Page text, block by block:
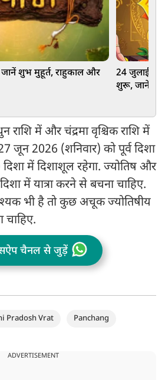
शुभ मुहूर्त, राहुकाल और
24 जुलाई
शुरू, जानें शुभ
राशि में और चंद्रमा वृश्चिक राशि में
जून 2026 (शनिवार) को पूर्व दिशा
में दिशाशूल रहेगा. ज्योतिष और
में यात्रा करने से बचना चाहिए.
भी है तो कुछ अचूक ज्योतिषीय
चाहिए.
चैनल से जुड़ें
Pradosh Vrat
Panchang
ADVERTISEMENT